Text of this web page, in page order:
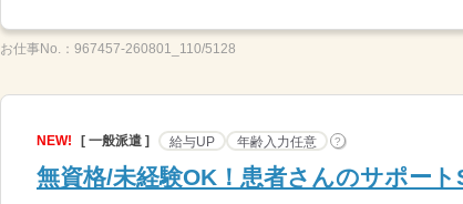
お仕事No.： 967457-260801_110/5128
NEW! [ 一般派遣 ] 給与UP 年齢入力任意 ?
無資格/未経験OK！患者さんのサポー